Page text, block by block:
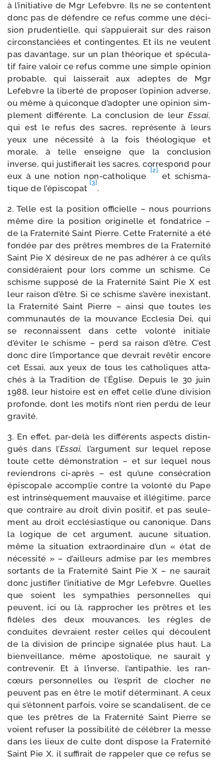
à l’initiative de Mgr Lefebvre. Ils ne se contentent
donc pas de défendre ce refus comme une déci­
sion pru­den­tielle, qui s’appuierait sur des rai­son
cir­cons­tan­ciées et contin­gentes. Et ils ne veulent
pas davan­tage, sur un plan théo­rique et spé­cu­la­
tif faire valoir ce refus comme une simple opi­nion
pro­bable, qui lais­se­rait aux adeptes de Mgr
Lefebvre la liber­té de pro­po­ser l’opinion adverse,
ou même à qui­conque d’adopter une opi­nion sim­
ple­ment dif­fé­rente. La conclu­sion de leur Essai,
qui est le refus des sacres, repré­sente à leurs
yeux une néces­si­té à la fois théo­lo­gique et
morale, à telle enseigne que la conclu­sion
inverse, qui jus­ti­fie­rait les sacres, cor­res­pond pour
eux à une notion non-​catholique
[2]
et schis­ma­
tique de l’épiscopat
[3]
.
2. Telle est la posi­tion offi­cielle – nous pour­rions
même dire la posi­tion ori­gi­nelle et fon­da­trice –
de la Fraternité Saint Pierre. Cette Fraternité a été
fon­dée par des prêtres membres de la Fraternité
Saint Pie X dési­reux de ne pas adhé­rer à ce qu’ils
consi­dé­raient pour lors comme un schisme. Ce
schisme sup­po­sé de la Fraternité Saint Pie X est
leur rai­son d’être. Si ce schisme s’avère inexis­tant,
la Fraternité Saint Pierre – ain­si que toutes les
com­mu­nau­tés de la mou­vance Ecclesia Dei, qui
se recon­naissent dans cette volon­té ini­tiale
d’éviter le schisme – perd sa rai­son d’être. C’est
donc dire l’importance que devrait revê­tir encore
cet Essai, aux yeux de tous les catho­liques atta­
chés à la Tradition de l’Église. Depuis le 30 juin
1988, leur his­toire est en effet celle d’une divi­sion
pro­fonde, dont les motifs n’ont rien per­du de leur
gravité.
3. En effet, par-​delà les dif­fé­rents aspects dis­tin­
gués dans l’Essai,
l’argument sur lequel repose
toute cette démons­tra­tion – et sur lequel nous
revien­drons ci-​après – est qu’une consé­cra­tion
épis­co­pale accom­plie contre la volon­té du Pape
est intrin­sè­que­ment mau­vaise et illé­gi­time, parce
que contraire au droit divin posi­tif, et pas seule­
ment au droit ecclé­sias­tique ou cano­nique. Dans
la logique de cet argu­ment, aucune situa­tion,
même la situa­tion extra­or­di­naire d’un « état de
néces­si­té » – d’ailleurs admise par les membres
sor­tants de la Fraternité Saint Pie X – ne sau­rait
donc jus­ti­fier l’initiative de Mgr Lefebvre. Quelles
que soient les sym­pa­thies per­son­nelles qui
peuvent, ici ou là, rap­pro­cher les prêtres et les
fidèles des deux mou­vances, les règles de
conduites devraient res­ter celles qui découlent
de la divi­sion de prin­cipe signa­lée plus haut. La
bien­veillance, même apos­to­lique, ne sau­rait y
contre­ve­nir. Et à l’inverse, l’antipathie, les ran­
cœurs per­son­nelles ou l’esprit de clo­cher ne
peuvent pas en être le motif déter­mi­nant. A ceux
qui s’étonnent par­fois, voire se scan­da­lisent, de ce
que les prêtres de la Fraternité Saint Pierre se
voient refu­ser la pos­si­bi­li­té de célé­brer la messe
dans les lieux de culte dont dis­pose la Fraternité
Saint Pie X, il suf­fi­rait de rap­pe­ler que ce refus se